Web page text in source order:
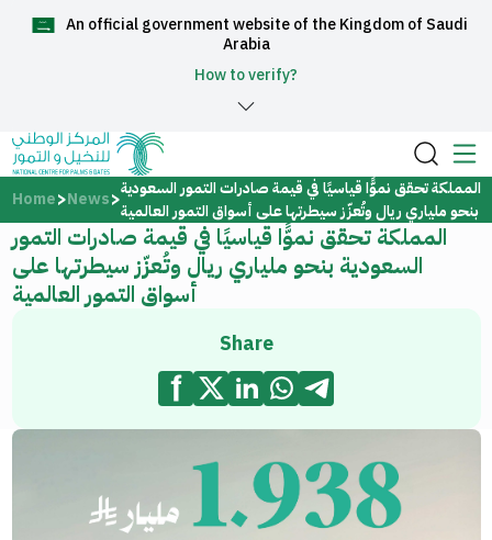
Arabia
How to verify?
العربية
Home
About Us
Services
Home News المملكة تحقق نموًّا قياسيًا في قيمة صادرات التمور السعودية
بنحو ملياري ريال وتُعزّز سيطرتها على أسواق التمور العالمية
المملكة تحقق نموًّا قياسيًا في قيمة صادرات التمور
السعودية بنحو ملياري ريال وتُعزّز سيطرتها على
أسواق التمور العالمية
Share